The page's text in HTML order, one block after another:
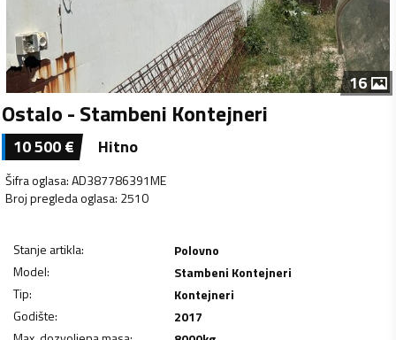
16
Ostalo - Stambeni Kontejneri
10 500€ Hitno
Šifra oglasa:AD387786391ME
Broj pregleda oglasa: 2510
Stanje artikla:
Polovno
Model:
Stambeni Kontejneri
Tip:
Kontejneri
Godište:
2017